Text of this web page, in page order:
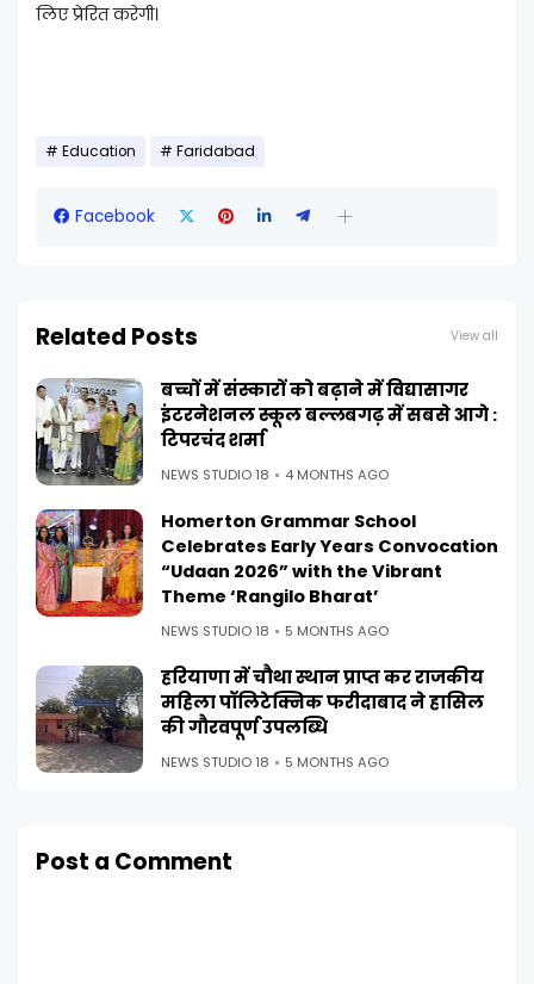
लिए प्रेरित करेगी।
Education Faridabad
Facebook
Related Posts View all
बच्चों में संस्कारों को बढ़ाने में विद्यासागर
इंटरनेशनल स्कूल बल्लबगढ़ में सबसे आगे :
टिपरचंद शर्मा
NEWS STUDIO 18 4 MONTHS AGO
Homerton Grammar School
Celebrates Early Years Convocation
“Udaan 2026” with the Vibrant
Theme ‘Rangilo Bharat’
NEWS STUDIO 18 5 MONTHS AGO
हरियाणा में चौथा स्थान प्राप्त कर राजकीय
महिला पॉलिटेक्निक फरीदाबाद ने हासिल
की गौरवपूर्ण उपलब्धि
NEWS STUDIO 18 5 MONTHS AGO
Post a Comment